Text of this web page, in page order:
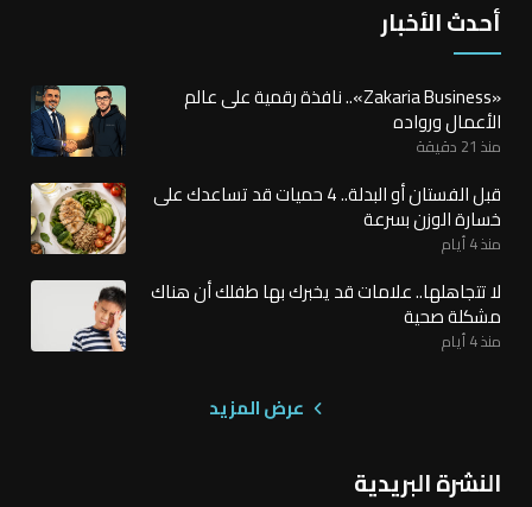
أحدث الأخبار
«Zakaria Business».. نافذة رقمية على عالم
الأعمال ورواده
منذ 21 دقيقة
قبل الفستان أو البدلة.. 4 حميات قد تساعدك على
خسارة الوزن بسرعة
منذ 4 أيام
لا تتجاهلها.. علامات قد يخبرك بها طفلك أن هناك
مشكلة صحية
منذ 4 أيام
عرض المزيد
النشرة البريدية